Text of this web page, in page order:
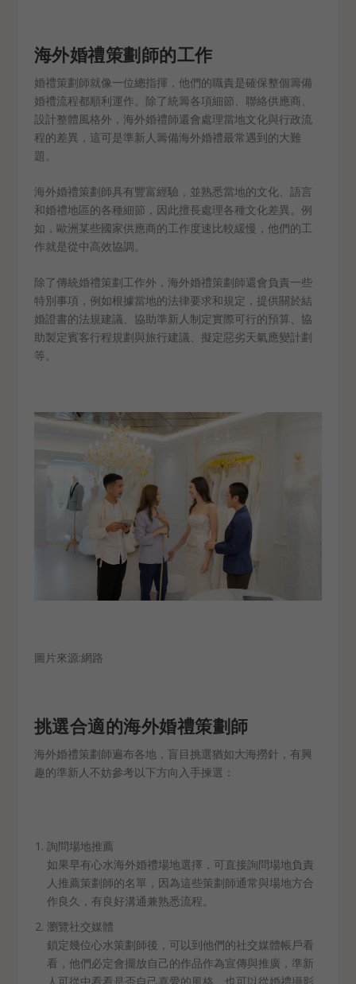
海外婚禮策劃師的工作
婚禮策劃師就像一位總指揮，他們的職責是確保整個籌備
婚禮流程都順利運作。除了統籌各項細節、聯絡供應商、
設計整體風格外，海外婚禮師還會處理當地文化與行政流
程的差異，這可是準新人籌備海外婚禮最常遇到的大難
題。
海外婚禮策劃師具有豐富經驗，並熟悉當地的文化、語言
和婚禮地區的各種細節，因此擅長處理各種文化差異。例
如，歐洲某些國家供應商的工作度速比較緩慢，他們的工
作就是從中高效協調。
除了傳統婚禮策劃工作外，海外婚禮策劃師還會負責一些
特別事項，例如根據當地的法律要求和規定，提供關於結
婚證書的法規建議、協助準新人制定實際可行的預算、協
助製定賓客行程規劃與旅行建議、擬定惡劣天氣應變計劃
等。
圖片來源:網路
挑選合適的海外婚禮策劃師
海外婚禮策劃師遍布各地，盲目挑選猶如大海撈針，有興
趣的準新人不妨參考以下方向入手揀選：
詢問場地推薦
如果早有心水海外婚禮場地選擇，可直接詢問場地負責
人推薦策劃師的名單，因為這些策劃師通常與場地方合
作良久，有良好溝通兼熟悉流程。
瀏覽社交媒體
鎖定幾位心水策劃師後，可以到他們的社交媒體帳戶看
看，他們必定會擺放自己的作品作為宣傳與推廣，準新